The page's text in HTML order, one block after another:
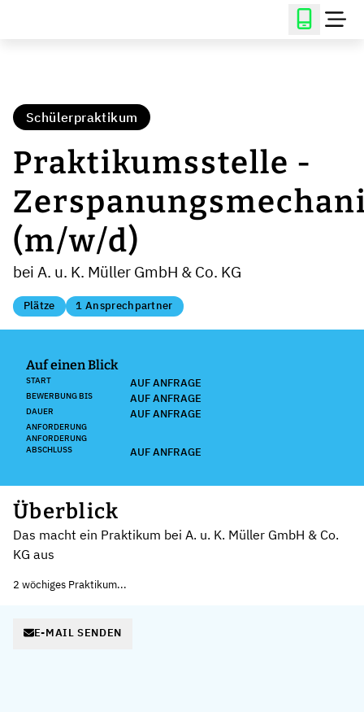
Schülerpraktikum
Praktikumsstelle -
(m/w/d)
bei A. u. K. Müller GmbH & Co. KG
Plätze 1 Ansprechpartner
Auf einen Blick
START AUF ANFRAGE
BEWERBUNG BIS AUF ANFRAGE
DAUER AUF ANFRAGE
ANFORDERUNG
ANFORDERUNG
ABSCHLUSS
AUF ANFRAGE
Überblick
Das macht ein Praktikum bei A. u. K. Müller GmbH & Co.
KG aus
2 wöchiges Praktikum...
E-MAIL SENDEN